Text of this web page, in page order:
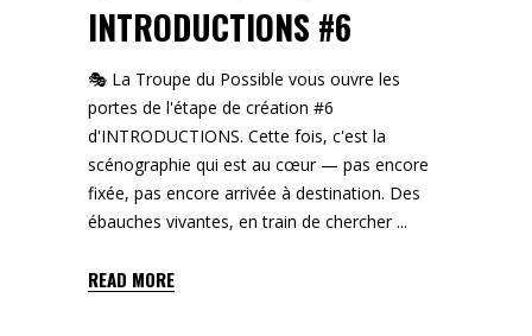
INTRODUCTIONS #6
🎭 La Troupe du Possible vous ouvre les
portes de l'étape de création #6
d'INTRODUCTIONS. Cette fois, c'est la
scénographie qui est au cœur — pas encore
fixée, pas encore arrivée à destination. Des
ébauches vivantes, en train de chercher
READ MORE